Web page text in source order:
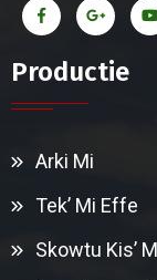
Productie
Arki Mi
Tek’ Mi Effe
Skowtu Kis’